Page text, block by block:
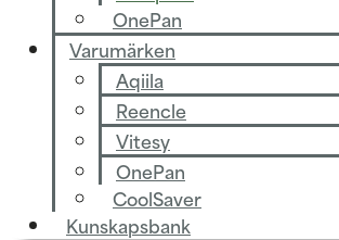
OnePan
Varumärken
Aqiila
Reencle
Vitesy
OnePan
CoolSaver
Kunskapsbank